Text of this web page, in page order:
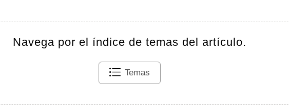
Navega por el índice de temas del artículo.
Temas